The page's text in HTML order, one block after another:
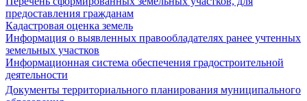
предоставления гражданам
Кадастровая оценка земель
Информация о выявленных правообладателях ранее учтенных
земельных участков
Информационная система обеспечения градостроительной
деятельности
Документы территориального планирования муниципального